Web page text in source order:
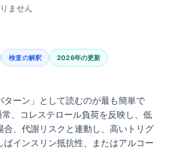
ません
検査の解釈 2026年の更新
ターン」として読むのが最も簡単で
、コレステロール負荷を反映し、低
合、代謝リスクと連動し、高いトリグ
ばインスリン抵抗性、またはアルコー